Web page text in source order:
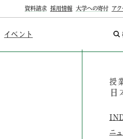
資料請求 採用情報 大学への寄付 アク
イベント
授
ニ